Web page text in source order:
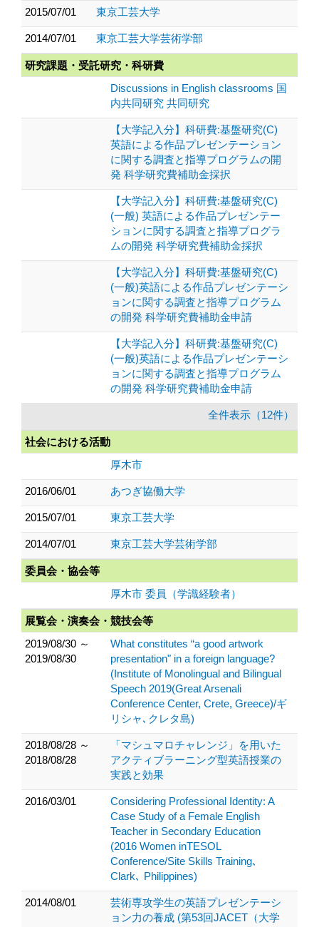
2015/07/01 東京工芸大学
2014/07/01 東京工芸大学芸術学部
研究課題・受託研究・科研費
Discussions in English classrooms 国
内共同研究 共同研究
【大学記入分】科研費:基盤研究(C)
英語による作品プレゼンテーション
に関する調査と指導プログラムの開
発 科学研究費補助金採択
【大学記入分】科研費:基盤研究(C)
(一般) 英語による作品プレゼンテー
ションに関する調査と指導プログラ
ムの開発 科学研究費補助金採択
【大学記入分】科研費:基盤研究(C)
(一般)英語による作品プレゼンテーシ
ョンに関する調査と指導プログラム
の開発 科学研究費補助金申請
【大学記入分】科研費:基盤研究(C)
(一般)英語による作品プレゼンテーシ
ョンに関する調査と指導プログラム
の開発 科学研究費補助金申請
全件表示（12件）
社会における活動
厚木市
2016/06/01 あつぎ協働大学
2015/07/01 東京工芸大学
2014/07/01 東京工芸大学芸術学部
委員会・協会等
厚木市 委員（学識経験者）
展覧会・演奏会・競技会等
2019/08/30 ～
2019/08/30
What constitutes “a good artwork
presentation" in a foreign language?
(Institute of Monolingual and Bilingual
Speech 2019(Great Arsenali
Conference Center, Crete, Greece)/ギ
リシャ､クレタ島)
2018/08/28 ～
2018/08/28
「マシュマロチャレンジ」を用いた
アクティブラーニング型英語授業の
実践と効果
2016/03/01
Considering Professional Identity: A
Case Study of a Female English
Teacher in Secondary Education
(2016 Women inTESOL
Conference/Site Skills Training､
Clark､ Philippines)
2014/08/01
芸術専攻学生の英語プレゼンテーシ
ョン力の養成 (第53回JACET（大学